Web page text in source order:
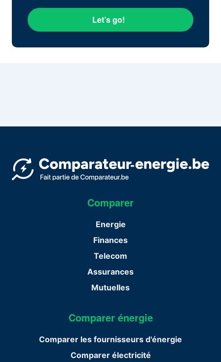
Let’s go!
Comparer
Energie
Finances
Telecom
Assurances
Mutuelles
Comparer énergie
Comparer les fournisseurs d'énergie
Comparer électricité